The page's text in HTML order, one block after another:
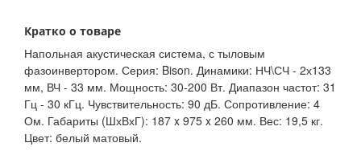
Кратко о товаре
Напольная акустическая система, с тыловым
фазоинвертором. Серия: Bison. Динамики: НЧ\СЧ - 2х133
мм, ВЧ - 33 мм. Мощность: 30-200 Вт. Диапазон частот: 31
Гц - 30 кГц. Чувствительность: 90 дБ. Сопротивление: 4
Ом. Габариты (ШхВхГ): 187 x 975 x 260 мм. Вес: 19,5 кг.
Цвет: белый матовый.